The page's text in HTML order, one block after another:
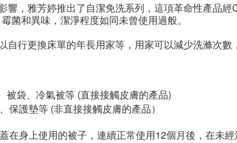
響， 雅芳婷推出了自潔免洗系列，這項革命性產品經
菌和異味，潔淨程度如同未曾使用過般。
自行更換床單的年長用家等，用家可以減少洗滌次
被袋、冷氣被等 (直接接觸皮膚的產品)
保護墊等 (非直接接觸皮膚的產品）
在身上使用的被子，連續正常使用12個月後，在未